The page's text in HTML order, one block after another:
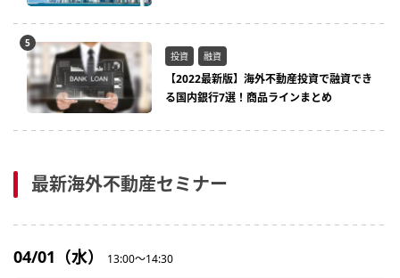
投資 融資
【2022最新版】海外不動産投資で融資でき
る国内銀行7選！商品ラインまとめ
最新海外不動産セミナー
04/01（水） 13:00～14:30